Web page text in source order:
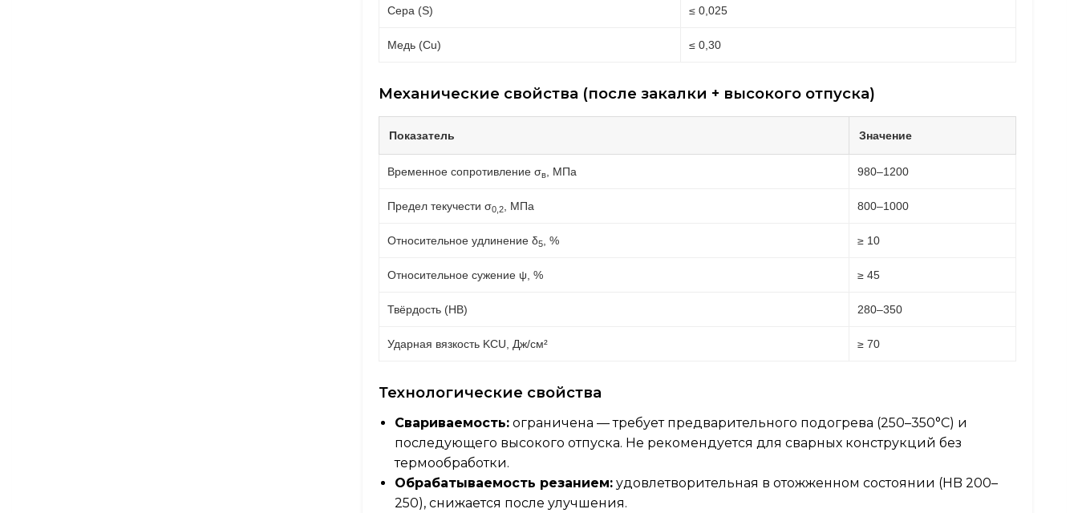
Сера (S) ≤ 0,025
Медь (Cu) ≤ 0,30
Механические свойства (после закалки + высокого отпуска)
Показатель Значение
Временное сопротивление σв, МПа 980–1200
Предел текучести σ0,2, МПа 800–1000
Относительное удлинение δ5, % ≥ 10
Относительное сужение ψ, % ≥ 45
Твёрдость (HB) 280–350
Ударная вязкость KCU, Дж/см² ≥ 70
Технологические свойства
Свариваемость: ограничена — требует предварительного подогрева (250–350°C) и
последующего высокого отпуска. Не рекомендуется для сварных конструкций без
термообработки.
Обрабатываемость резанием: удовлетворительная в отожженном состоянии (HB 200–
250), снижается после улучшения.